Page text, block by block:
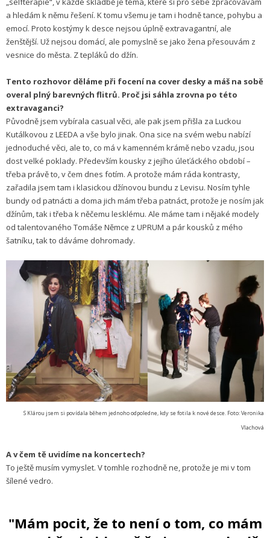
a hledám k němu řešení. K tomu všemu je tam i hodně tance, pohybu a
emocí. Proto kostýmy k desce nejsou úplně extravagantní, ale
ženštější. Už nejsou domácí, ale pomyslně se jako žena přesouvám z
vesnice do města. Z tepláků do džín.
Tento rozhovor děláme při focení na cover desky a máš na sobě
overal plný barevných flitrů. Proč jsi sáhla zrovna po této
extravaganci?
Původně jsem vybírala casual věci, ale pak jsem přišla za Luckou
Kutálkovou z LEEDA a vše bylo jinak. Ona sice na svém webu nabízí
jednoduché věci, ale to, co má v kamenném krámě nebo vzadu, jsou
dost velké poklady. Především kousky z jejího úleťáckého období –
třeba právě to, v čem dnes fotím. A protože mám ráda kontrasty,
zařadila jsem tam i klasickou džínovou bundu z Levisu. Nosím tyhle
bundy od patnácti a doma jich mám třeba patnáct, protože je nosím jak
džínům, tak i třeba k něčemu lesklému. Ale máme tam i nějaké modely
od talentovaného Tomáše Němce z UPRUM a pár kousků z mého
šatníku, tak to dáváme dohromady.
S Klárou jsem si povídala během jednoho odpoledne, kdy se fotila k nové desce. Foto: Veronika
Vlachová
A v čem tě uvidíme na koncertech?
To ještě musím vymyslet. V tomhle rozhodně ne, protože je mi v tom
šílené vedro.
"Mám pocit, že to není o tom, co mám